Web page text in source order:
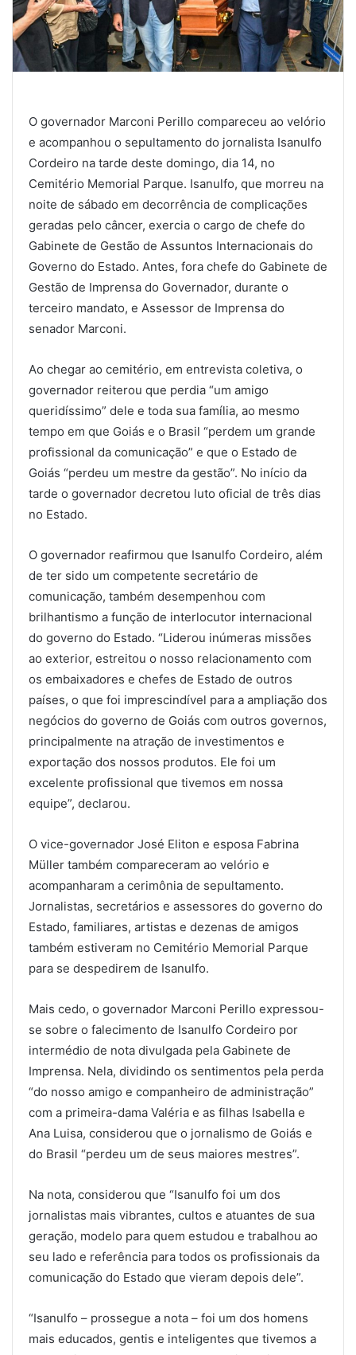
O governador Marconi Perillo compareceu ao velório
e acompanhou o sepultamento do jornalista Isanulfo
Cordeiro na tarde deste domingo, dia 14, no
Cemitério Memorial Parque. Isanulfo, que morreu na
noite de sábado em decorrência de complicações
geradas pelo câncer, exercia o cargo de chefe do
Gabinete de Gestão de Assuntos Internacionais do
Governo do Estado. Antes, fora chefe do Gabinete de
Gestão de Imprensa do Governador, durante o
terceiro mandato, e Assessor de Imprensa do
senador Marconi.
Ao chegar ao cemitério, em entrevista coletiva, o
governador reiterou que perdia “um amigo
queridíssimo” dele e toda sua família, ao mesmo
tempo em que Goiás e o Brasil “perdem um grande
profissional da comunicação” e que o Estado de
Goiás “perdeu um mestre da gestão”. No início da
tarde o governador decretou luto oficial de três dias
no Estado.
O governador reafirmou que Isanulfo Cordeiro, além
de ter sido um competente secretário de
comunicação, também desempenhou com
brilhantismo a função de interlocutor internacional
do governo do Estado. “Liderou inúmeras missões
ao exterior, estreitou o nosso relacionamento com
os embaixadores e chefes de Estado de outros
países, o que foi imprescindível para a ampliação dos
negócios do governo de Goiás com outros governos,
principalmente na atração de investimentos e
exportação dos nossos produtos. Ele foi um
excelente profissional que tivemos em nossa
equipe”, declarou.
O vice-governador José Eliton e esposa Fabrina
Müller também compareceram ao velório e
acompanharam a cerimônia de sepultamento.
Jornalistas, secretários e assessores do governo do
Estado, familiares, artistas e dezenas de amigos
também estiveram no Cemitério Memorial Parque
para se despedirem de Isanulfo.
Mais cedo, o governador Marconi Perillo expressou-
se sobre o falecimento de Isanulfo Cordeiro por
intermédio de nota divulgada pela Gabinete de
Imprensa. Nela, dividindo os sentimentos pela perda
“do nosso amigo e companheiro de administração”
com a primeira-dama Valéria e as filhas Isabella e
Ana Luisa, considerou que o jornalismo de Goiás e
do Brasil “perdeu um de seus maiores mestres”.
Na nota, considerou que “Isanulfo foi um dos
jornalistas mais vibrantes, cultos e atuantes de sua
geração, modelo para quem estudou e trabalhou ao
seu lado e referência para todos os profissionais da
comunicação do Estado que vieram depois dele”.
“Isanulfo – prossegue a nota – foi um dos homens
mais educados, gentis e inteligentes que tivemos a